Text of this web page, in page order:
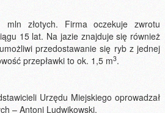
złotych. Firma oczekuje zwrotu
15 lat. Na jazie znajduje się również
przedostawanie się ryb z jednej
przepławki to ok. 1,5 m3.
Urzędu Miejskiego oprowadzał
– Antoni Ludwikowski.